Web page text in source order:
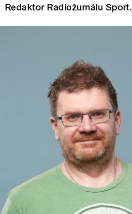
Redaktor Radiožurnálu Sport.